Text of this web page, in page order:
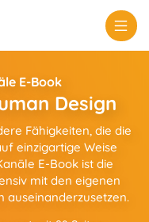
E-Book
Design
Fähigkeiten, die die
einzigartige Weise
E-Book ist die
mit den eigenen
auseinanderzusetzen.